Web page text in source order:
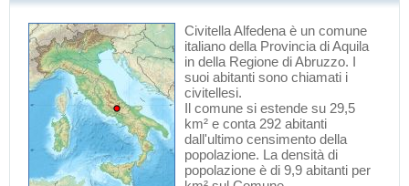
Civitella Alfedena è un comune
italiano della Provincia di Aquila
in della Regione di Abruzzo. I
suoi abitanti sono chiamati i
civitellesi.
Il comune si estende su 29,5
km² e conta 292 abitanti
dall'ultimo censimento della
popolazione. La densità di
popolazione è di 9,9 abitanti per